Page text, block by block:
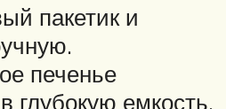
пакетик и
печенье
глубокую емкость.